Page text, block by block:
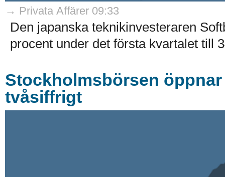
→ Privata Affärer 09:33
Den japanska teknikinvesteraren
procent under det första kvartalet till
Stockholmsbörsen
tvåsiffrigt